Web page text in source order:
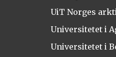
UiT Norges
Universitetet i
Universitetet i